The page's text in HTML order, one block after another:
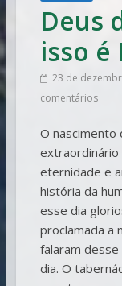
Deus
isso é
23 de
comentários
O nascimento
extraordinário
eternidade e
história da
esse dia
proclamada a
falaram
dia. O